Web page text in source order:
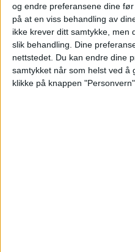
og endre preferansene dine før
på at en viss behandling av
ikke krever ditt samtykke, men
slik behandling. Dine
nettstedet. Du kan endre dine
samtykket når som helst ved å
klikke på knappen